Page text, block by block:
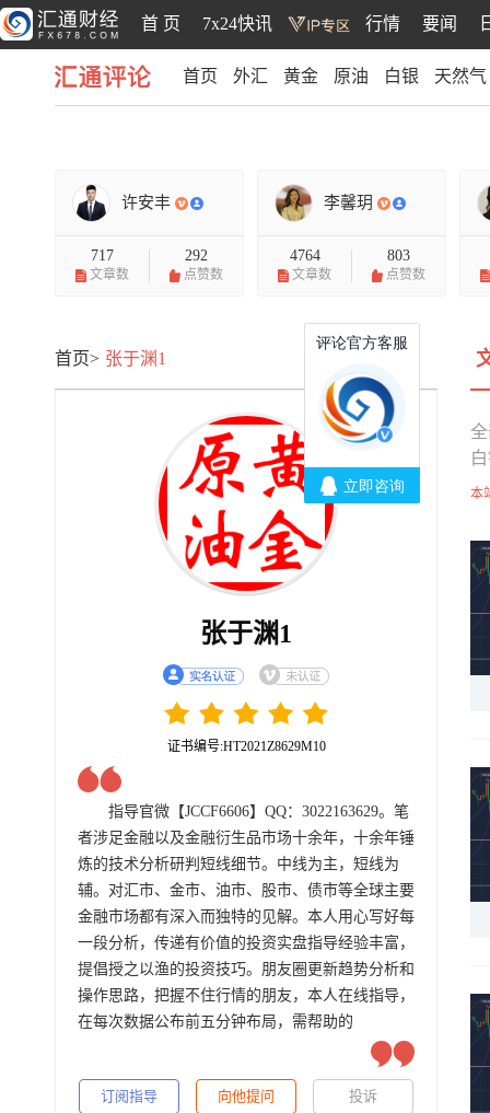
首 页 7x24快讯 行情 要闻
首页 外汇 黄金 原油 白银 天然气
许安丰
717
文章数
292
点赞数
李馨玥
4764
文章数
803
点赞数
首页> 张于渊1
张于渊1
证书编号:HT2021Z8629M10
指导官微【JCCF6606】QQ：3022163629。笔
者涉足金融以及金融衍生品市场十余年，十余年锤
炼的技术分析研判短线细节。中线为主，短线为
辅。对汇市、金市、油市、股市、债市等全球主要
金融市场都有深入而独特的见解。本人用心写好每
一段分析，传递有价值的投资实盘指导经验丰富，
提倡授之以渔的投资技巧。朋友圈更新趋势分析和
操作思路，把握不住行情的朋友，本人在线指导，
在每次数据公布前五分钟布局，需帮助的
订阅指导 向他提问 投诉
本